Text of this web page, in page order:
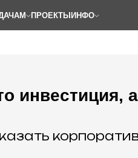
ПРОЕКТЫИНФО
инвестиция,